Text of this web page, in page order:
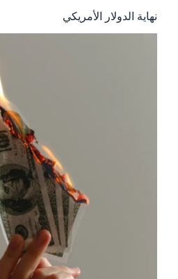
نهاية الدولار الأمريكي